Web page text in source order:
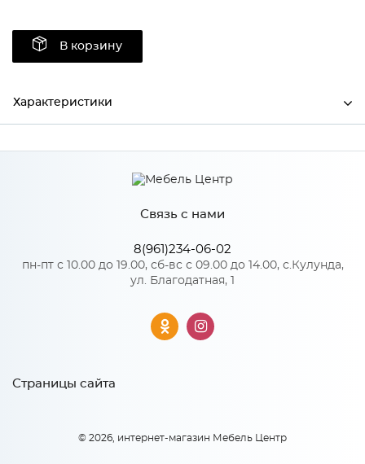
В корзину
Характеристики
Ширина 1300
750
600
Росток
Дуб крафт белый/Антрацит/
ЛДСП
Материал 2: ЛДСП
Связь с нами
8(961)234-06-02
пн-пт с 10.00 до 19.00, сб-вс с 09.00 до 14.00, с.Кулунда,
ул. Благодатная, 1
Страницы сайта
© 2026, интернет-магазин Мебель Центр